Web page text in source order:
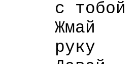
с тобой
Жмай
руку